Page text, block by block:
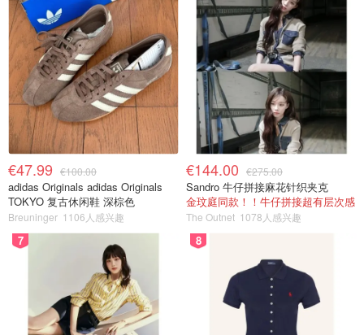
€47.99 €100.00
adidas Originals adidas Originals
TOKYO 复古休闲鞋 深棕色
Breuninger 1106人感兴趣
€144.00 €275.00
Sandro 牛仔拼接麻花针织夹克
金玟庭同款！！牛仔拼接超有层次感
The Outnet 1078人感兴趣
7 8